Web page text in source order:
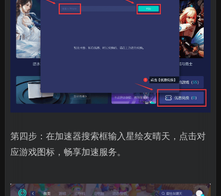
第四步：在加速器搜索框输入星绘友晴天，点击对
应游戏图标，畅享加速服务。